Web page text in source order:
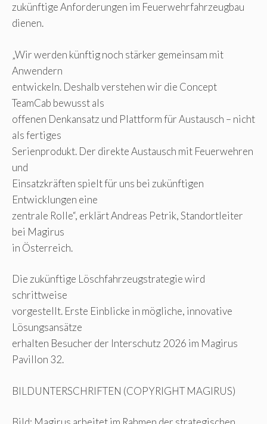
zukünftige Anforderungen im Feuerwehrfahrzeugbau
dienen.
„Wir werden künftig noch stärker gemeinsam mit
Anwendern
entwickeln. Deshalb verstehen wir die Concept
TeamCab bewusst als
offenen Denkansatz und Plattform für Austausch – nicht
als fertiges
Serienprodukt. Der direkte Austausch mit Feuerwehren
und
Einsatzkräften spielt für uns bei zukünftigen
Entwicklungen eine
zentrale Rolle“, erklärt Andreas Petrik, Standortleiter
bei Magirus
in Österreich.
Die zukünftige Löschfahrzeugstrategie wird
schrittweise
vorgestellt. Erste Einblicke in mögliche, innovative
Lösungsansätze
erhalten Besucher der Interschutz 2026 im Magirus
Pavillon 32.
BILDUNTERSCHRIFTEN (COPYRIGHT MAGIRUS)